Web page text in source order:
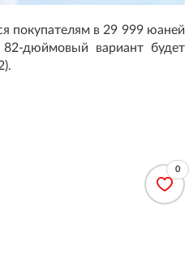
покупателям в 29 999 юаней
дюймовый вариант будет
0